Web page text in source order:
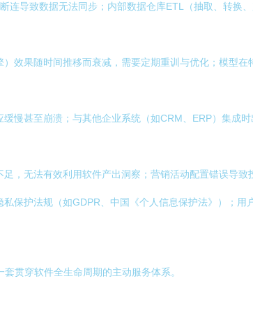
连导致数据无法同步；内部数据仓库ETL（抽取、转换
）效果随时间推移而衰减，需要定期重训与优化；模型
缓慢甚至崩溃；与其他企业系统（如CRM、ERP）集成
，无法有效利用软件产出洞察；营销活动配置错误导
保护法规（如GDPR、中国《个人信息保护法》）；用
贯穿软件全生命周期的主动服务体系。